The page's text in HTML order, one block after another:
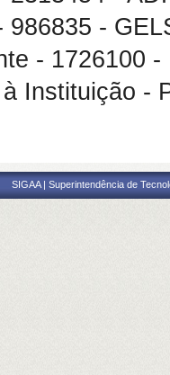
986835 -
- 1726100
Instituição -
SIGAA | Superintendência de